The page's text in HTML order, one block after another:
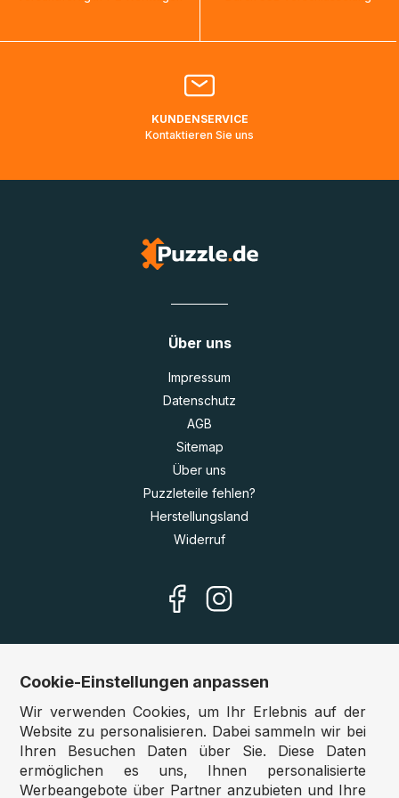
bearbeitet werden.
Bitte kontaktieren Sie denKundenservicefalls Ihr Paket
Lieferadressen in Deutschland oder Europa mehrere Tage
KUNDENSERVICE
Kontaktieren Sie uns
Über uns
Impressum
Datenschutz
AGB
Sitemap
Über uns
Puzzleteile fehlen?
Herstellungsland
Widerruf
Unsere Shops
Deutschland:www.puzzle.de
Österreich:
www.puzzle.at
Belgien:www.puzzle.be
Cookie-Einstellungen anpassen
Wir verwenden Cookies, um Ihr Erlebnis auf der
Website zu personalisieren. Dabei sammeln wir bei
Ihren Besuchen Daten über Sie. Diese Daten
ermöglichen es uns, Ihnen personalisierte
Werbeangebote über Partner anzubieten und Ihre